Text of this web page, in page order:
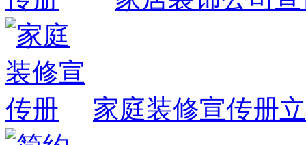
家庭装修宣传册